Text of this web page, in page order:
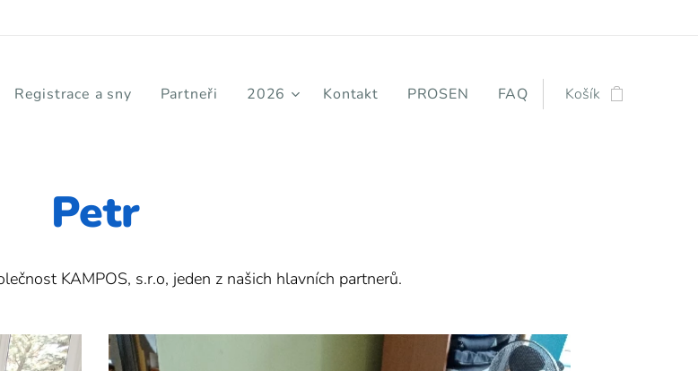
Registrace a sny Partneři 2026 Kontakt PROSEN FAQ Košík
Petr
KAMPOS, s.r.o, jeden z našich hlavních partnerů.